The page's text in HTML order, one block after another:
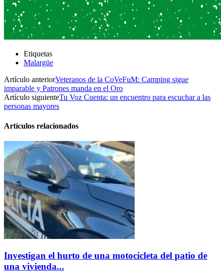
Etiquetas
Malargüe
Artículo anteriorVeteranos de la CoVeFuM: Camping sigue
imparable y Patrones manda en el Oro
Artículo siguienteTu Voz Cuenta: un encuentro para escuchar a las
personas mayores
Artículos relacionados
Investigan el hurto de una motocicleta del patio de
una vivienda...